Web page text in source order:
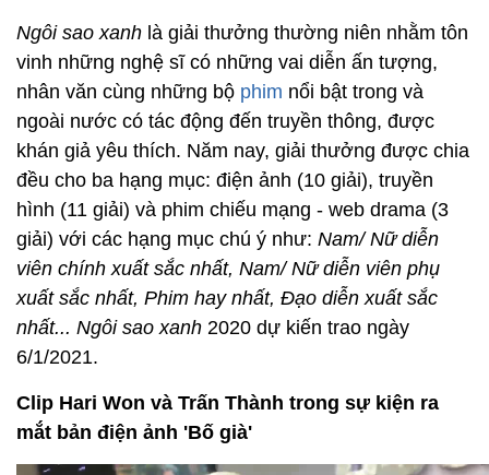
Ngôi sao xanh là giải thưởng thường niên nhằm tôn
vinh những nghệ sĩ có những vai diễn ấn tượng,
nhân văn cùng những bộ phim nổi bật trong và
ngoài nước có tác động đến truyền thông, được
khán giả yêu thích. Năm nay, giải thưởng được chia
đều cho ba hạng mục: điện ảnh (10 giải), truyền
hình (11 giải) và phim chiếu mạng - web drama (3
giải) với các hạng mục chú ý như: Nam/ Nữ diễn
viên chính xuất sắc nhất, Nam/ Nữ diễn viên phụ
xuất sắc nhất, Phim hay nhất, Đạo diễn xuất sắc
nhất... Ngôi sao xanh 2020 dự kiến trao ngày
6/1/2021.
Clip Hari Won và Trấn Thành trong sự kiện ra
mắt bản điện ảnh 'Bố già'